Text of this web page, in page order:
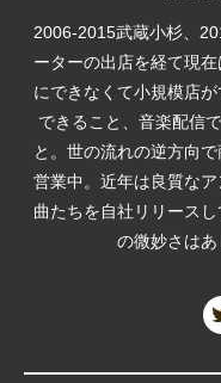
2006-2015武蔵小杉、
ーターの出店を経て現
にできなくて小規模店
できること、音楽配信
と。世の流れの逆方向
営業中。近年は良質な
曲たちを自社リリース
の微妙さはあ